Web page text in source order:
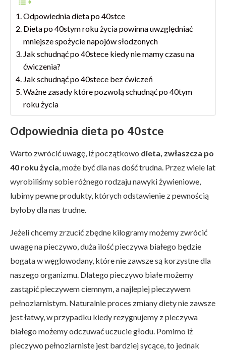
Odpowiednia dieta po 40stce
Dieta po 40stym roku życia powinna uwzględniać
mniejsze spożycie napojów słodzonych
Jak schudnąć po 40stece kiedy nie mamy czasu na
ćwiczenia?
Jak schudnąć po 40stece bez ćwiczeń
Ważne zasady które pozwolą schudnąć po 40tym
roku życia
Odpowiednia dieta po 40stce
Warto zwrócić uwagę, iż początkowo dieta, zwłaszcza po
40 roku życia, może być dla nas dość trudna. Przez wiele lat
wyrobiliśmy sobie różnego rodzaju nawyki żywieniowe,
lubimy pewne produkty, których odstawienie z pewnością
byłoby dla nas trudne.
Jeżeli chcemy zrzucić zbędne kilogramy możemy zwrócić
uwagę na pieczywo, duża ilość pieczywa białego będzie
bogata w węglowodany, które nie zawsze są korzystne dla
naszego organizmu. Dlatego pieczywo białe możemy
zastąpić pieczywem ciemnym, a najlepiej pieczywem
pełnoziarnistym. Naturalnie proces zmiany diety nie zawsze
jest łatwy, w przypadku kiedy rezygnujemy z pieczywa
białego możemy odczuwać uczucie głodu. Pomimo iż
pieczywo pełnoziarniste jest bardziej sycące, to jednak